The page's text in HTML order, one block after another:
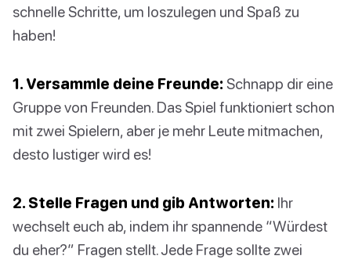
schnelle Schritte, um loszulegen und Spaß zu
haben!
1. Versammle deine Freunde: Schnapp dir eine
Gruppe von Freunden. Das Spiel funktioniert schon
mit zwei Spielern, aber je mehr Leute mitmachen,
desto lustiger wird es!
2. Stelle Fragen und gib Antworten: Ihr
wechselt euch ab, indem ihr spannende “Würdest
du eher?” Fragen stellt. Jede Frage sollte zwei